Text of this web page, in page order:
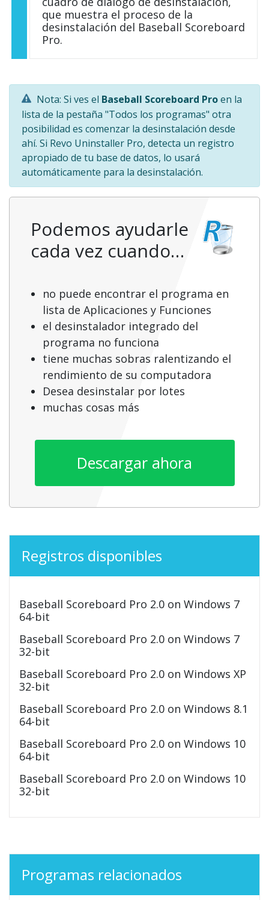
que muestra el proceso de la
desinstalación del Baseball Scoreboard
Pro.
Nota: Si ves el Baseball Scoreboard Proen la
lista de la pestaña "Todos los programas" otra
posibilidad es comenzar la desinstalación desde
ahí. Si Revo Uninstaller Pro, detecta un registro
apropiado de tu base de datos, lo usará
automáticamente para la desinstalación.
Podemos ayudarle
cada vez cuando…
no puede encontrar el programa en
lista de Aplicaciones y Funciones
el desinstalador integrado del
programa no funciona
tiene muchas sobras ralentizando el
rendimiento de su computadora
Desea desinstalar por lotes
muchas cosas más
Descargar ahora
Registros disponibles
Baseball Scoreboard Pro 2.0 on Windows 7
64-bit
Baseball Scoreboard Pro 2.0 on Windows 7
32-bit
Baseball Scoreboard Pro 2.0 on Windows XP
32-bit
Baseball Scoreboard Pro 2.0 on Windows 8.1
64-bit
Baseball Scoreboard Pro 2.0 on Windows 10
64-bit
Baseball Scoreboard Pro 2.0 on Windows 10
32-bit
Programas relacionados